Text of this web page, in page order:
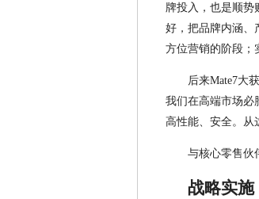
牌投入，也是顺势
好，把品牌内涵、
方位营销的阶段；
后来Mate7大
我们在高端市场必
高性能、安全。从
与核心零售伙
战略实施